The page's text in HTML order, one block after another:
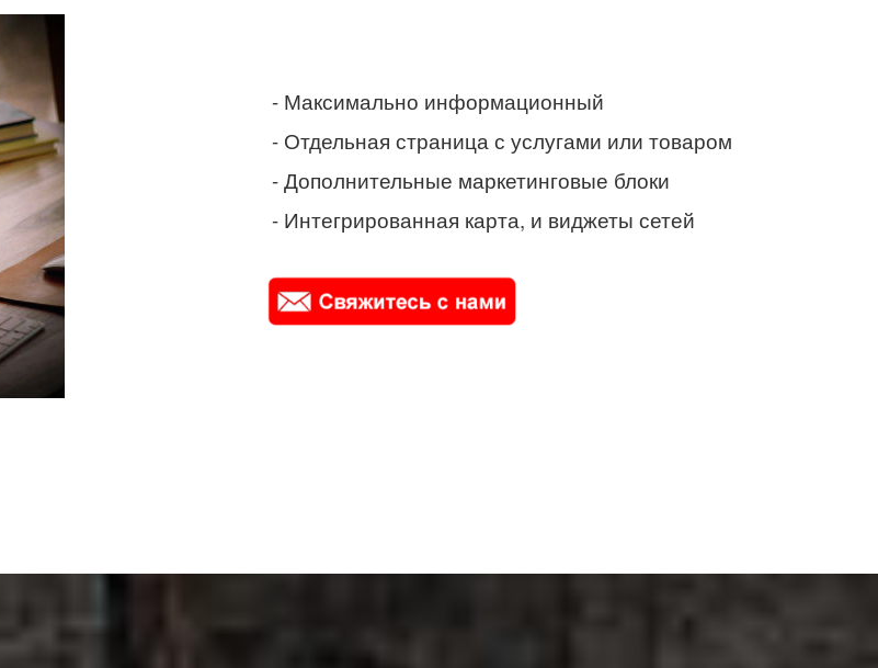
- Максимально информационный
- Отдельная страница с услугами или товаром
- Дополнительные маркетинговые блоки
- Интегрированная карта, и виджеты сетей